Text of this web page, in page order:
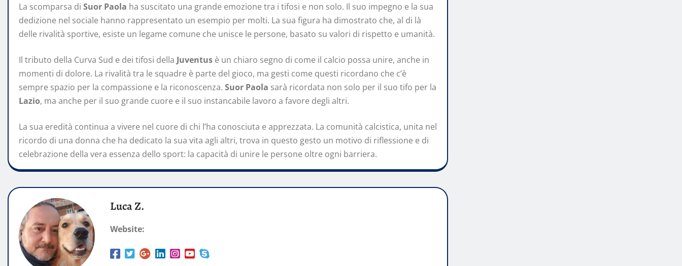
La scomparsa di Suor Paola ha suscitato una grande emozione tra i tifosi e non solo. Il suo impegno e la sua
dedizione nel sociale hanno rappresentato un esempio per molti. La sua figura ha dimostrato che, al di là
delle rivalità sportive, esiste un legame comune che unisce le persone, basato su valori di rispetto e umanità.
Il tributo della Curva Sud e dei tifosi della Juventus è un chiaro segno di come il calcio possa unire, anche in
momenti di dolore. La rivalità tra le squadre è parte del gioco, ma gesti come questi ricordano che c’è
sempre spazio per la compassione e la riconoscenza. Suor Paola sarà ricordata non solo per il suo tifo per la
Lazio, ma anche per il suo grande cuore e il suo instancabile lavoro a favore degli altri.
La sua eredità continua a vivere nel cuore di chi l’ha conosciuta e apprezzata. La comunità calcistica, unita nel
ricordo di una donna che ha dedicato la sua vita agli altri, trova in questo gesto un motivo di riflessione e di
celebrazione della vera essenza dello sport: la capacità di unire le persone oltre ogni barriera.
Luca Z.
Website: